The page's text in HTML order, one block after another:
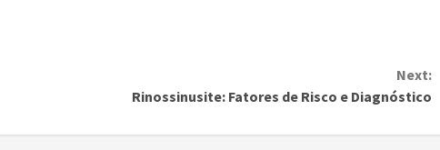
Next:
Rinossinusite: Fatores de Risco e Diagnóstico